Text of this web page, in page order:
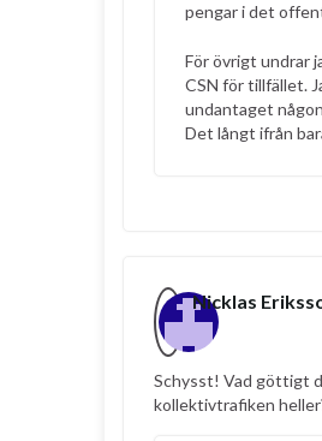
pengar i det
För övrigt undrar
CSN för tillfället.
undantaget
Det långt ifrån
Nicklas
Schysst! Vad göttigt
kollektivtrafiken